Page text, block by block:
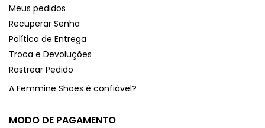
Meus pedidos
Recuperar Senha
Política de Entrega
Troca e Devoluções
Rastrear Pedido
A Femmine Shoes é confiável?
MODO DE PAGAMENTO